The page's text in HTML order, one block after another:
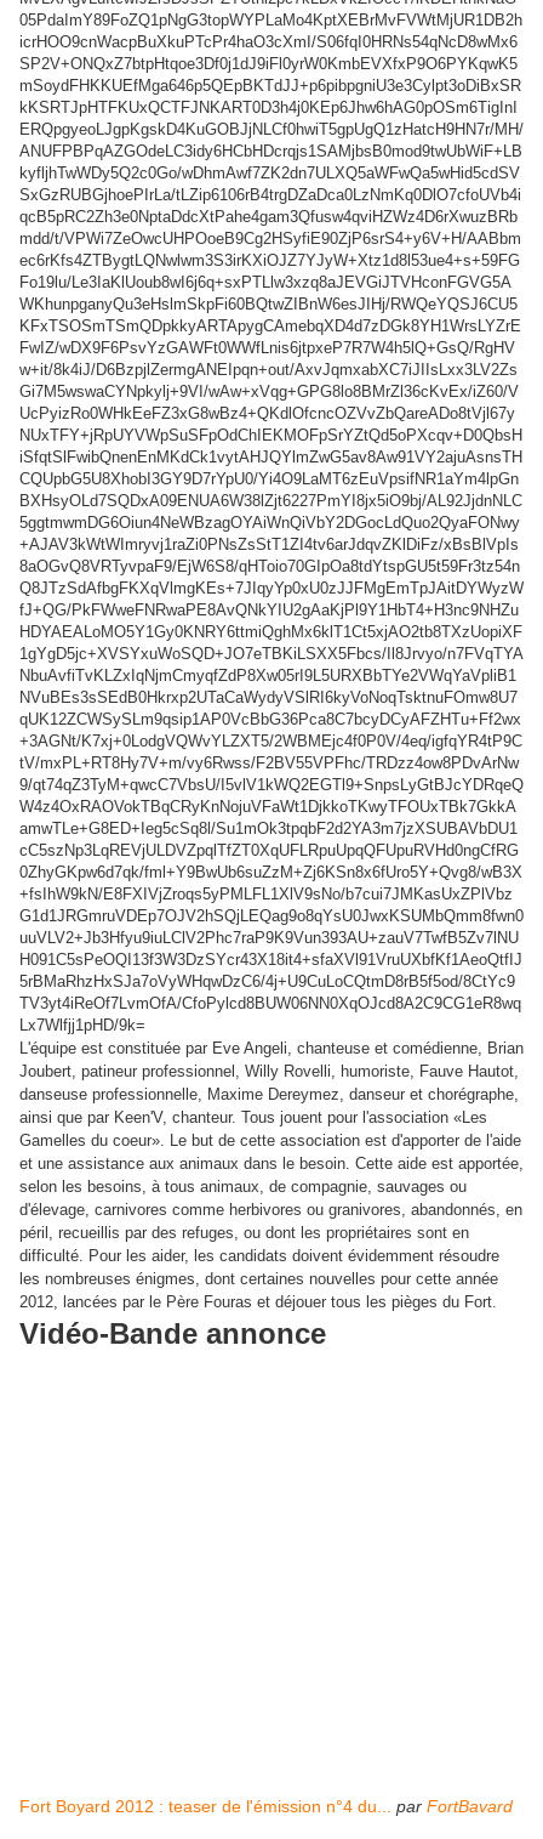
L'équipe est constituée par Eve Angeli, chanteuse et comédienne, Brian
Joubert, patineur professionnel, Willy Rovelli, humoriste, Fauve Hautot,
danseuse professionnelle, Maxime Dereymez, danseur et chorégraphe,
ainsi que par Keen'V, chanteur. Tous jouent pour l'association «Les
Gamelles du coeur». Le but de cette association est d'apporter de l'aide
et une assistance aux animaux dans le besoin. Cette aide est apportée,
selon les besoins, à tous animaux, de compagnie, sauvages ou
d'élevage, carnivores comme herbivores ou granivores, abandonnés, en
péril, recueillis par des refuges, ou dont les propriétaires sont en
difficulté. Pour les aider, les candidats doivent évidemment résoudre
les nombreuses énigmes, dont certaines nouvelles pour cette année
2012, lancées par le Père Fouras et déjouer tous les pièges du Fort.
Vidéo-Bande annonce
Fort Boyard 2012 : teaser de l'émission n°4 du... par FortBavard